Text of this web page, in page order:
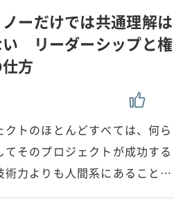
ーだけでは共通理解は
い リーダーシップと権
方
トのほとんどすべては、何ら
そのプロジェクトが成功する
術力よりも人間系にあること…